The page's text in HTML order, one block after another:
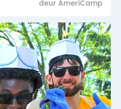
deur AmeriCamp